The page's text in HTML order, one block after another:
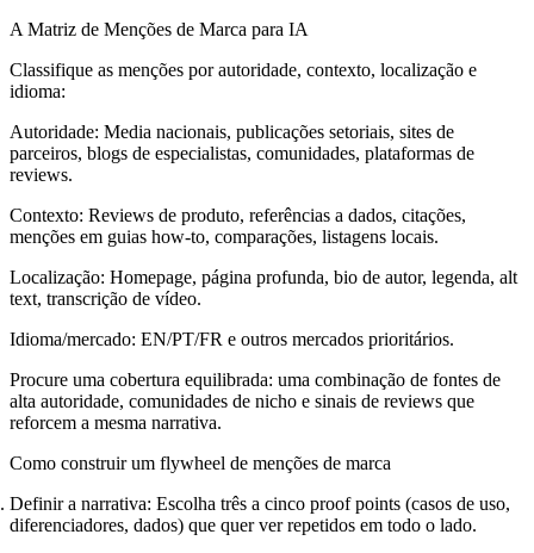
A Matriz de Menções de Marca para IA
Classifique as menções por autoridade, contexto, localização e
idioma:
Autoridade: Media nacionais, publicações setoriais, sites de
parceiros, blogs de especialistas, comunidades, plataformas de
reviews.
Contexto: Reviews de produto, referências a dados, citações,
menções em guias how-to, comparações, listagens locais.
Localização: Homepage, página profunda, bio de autor, legenda, alt
text, transcrição de vídeo.
Idioma/mercado: EN/PT/FR e outros mercados prioritários.
Procure uma cobertura equilibrada: uma combinação de fontes de
alta autoridade, comunidades de nicho e sinais de reviews que
reforcem a mesma narrativa.
Como construir um flywheel de menções de marca
Definir a narrativa: Escolha três a cinco proof points (casos de uso,
diferenciadores, dados) que quer ver repetidos em todo o lado.